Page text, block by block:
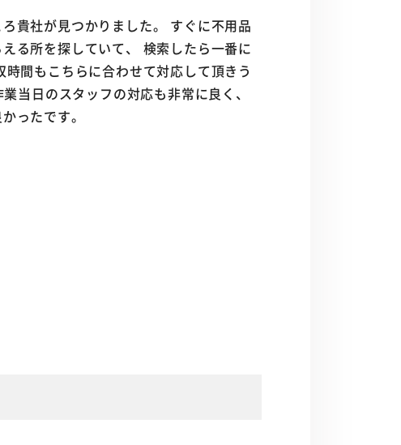
貴社が見つかりました。 すぐに不用品
る所を探していて、 検索したら一番に
間もこちらに合わせて対応して頂きう
当日のスタッフの対応も非常に良く、
ったです。